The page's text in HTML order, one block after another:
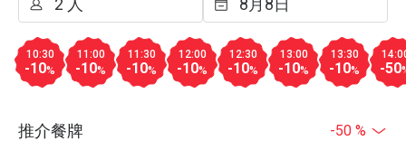
10:30
-10%
11:00
-10%
11:30
-10%
12:00
-10%
12:30
-10%
13:00
-10%
13:30
-10% -50
推介餐牌 -50 %